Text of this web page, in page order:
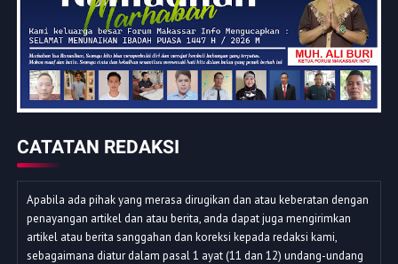
CATATAN REDAKSI
Apabila ada pihak yang merasa dirugikan dan atau keberatan dengan
penayangan artikel dan atau berita, anda dapat juga mengirimkan
artikel atau berita sanggahan dan koreksi kepada redaksi kami,
sebagaimana diatur dalam pasal 1 ayat (11 dan 12) undang-undang